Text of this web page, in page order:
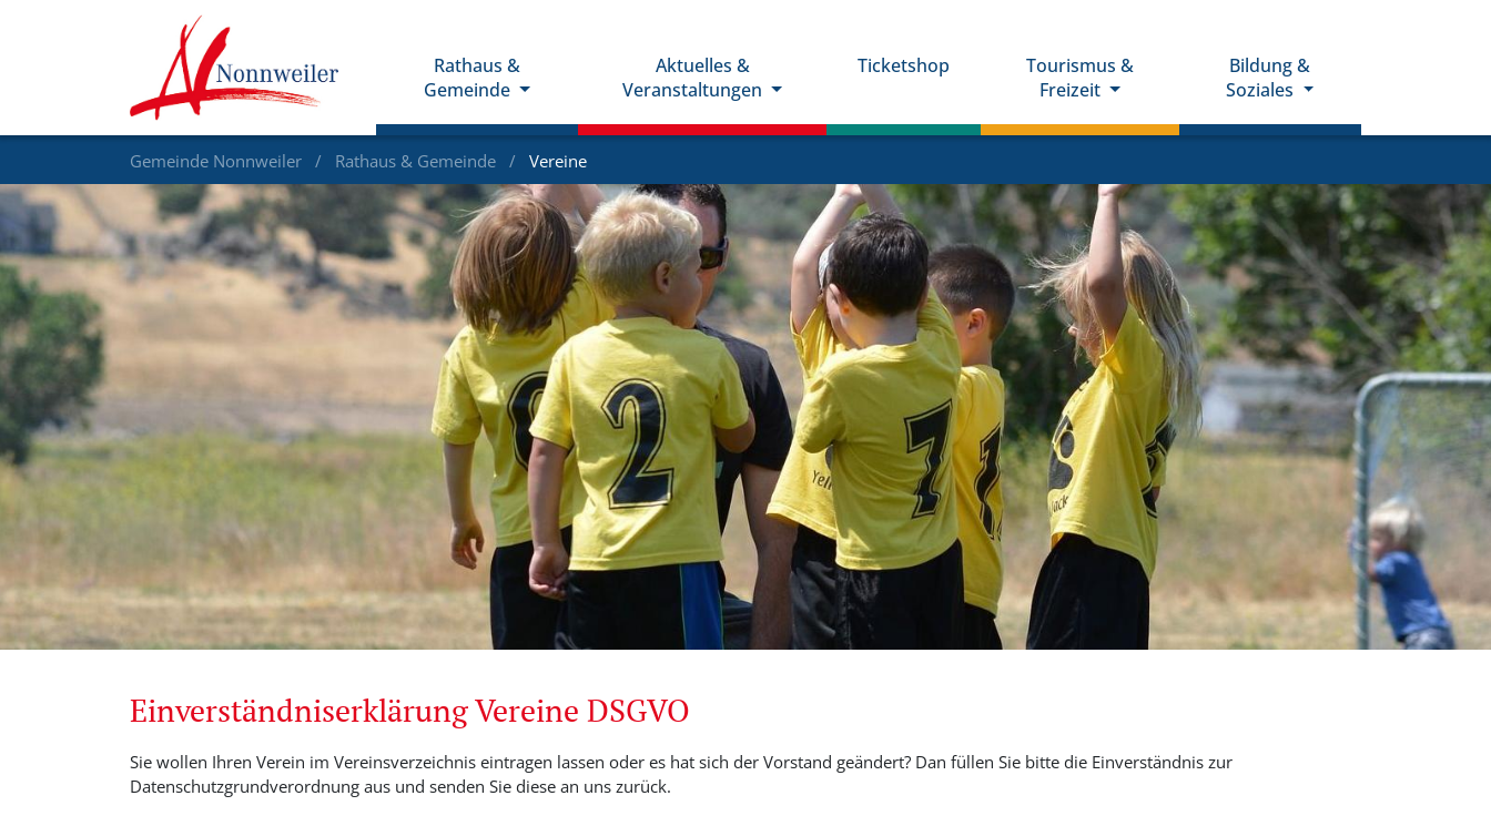
Rathaus &
Gemeinde
Aktuelles &
Veranstaltungen
Ticketshop
Tourismus &
Freizeit
Bildung &
Soziales
Gemeinde Nonnweiler Rathaus & Gemeinde Vereine
Einverständniserklärung Vereine DSGVO
Sie wollen Ihren Verein im Vereinsverzeichnis eintragen lassen oder es hat sich der Vorstand geändert? Dan füllen Sie bitte die Einverständnis zur
Datenschutzgrundverordnung aus und senden Sie diese an uns zurück.